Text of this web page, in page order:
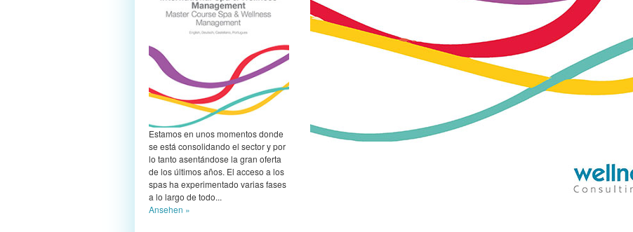
Estamos en unos momentos donde
se está consolidando el sector y por
lo tanto asentándose la gran oferta
de los últimos años. El acceso a los
spas ha experimentado varias fases
a lo largo de todo...
Ansehen »